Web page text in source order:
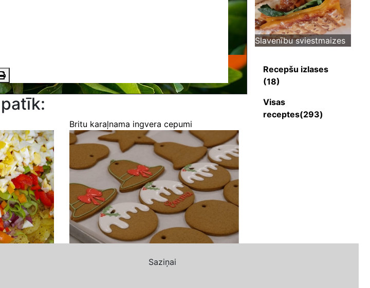
Britu karaļnama ingvera cepumi
Slavenību sviestmaizes
Recepšu izlases
(18)
Visas
receptes(293)
Saziņai